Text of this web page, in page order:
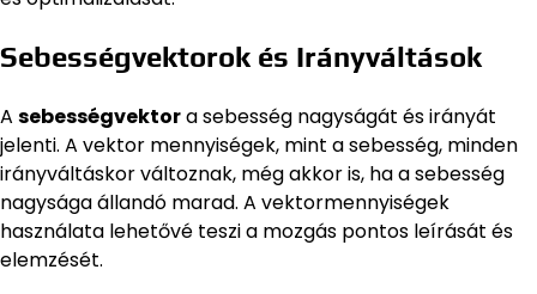
Sebességvektorok és Irányváltások
A sebességvektora sebesség nagyságát és irányát
jelenti. A vektor mennyiségek, mint a sebesség, minden
irányváltáskor változnak, még akkor is, ha a sebesség
nagysága állandó marad. A vektormennyiségek
használata lehetővé teszi a mozgás pontos leírását és
elemzését.